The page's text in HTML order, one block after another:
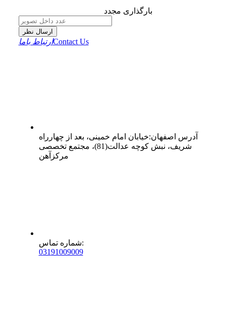
بارگذاری مجدد
ارسال نظر
ارتباط باماContact Us
آدرس اصفهان:خیابان امام خمینی، بعد از چهارراه
شریف، نبش کوچه عدالت(81)، مجتمع تخصصی
مرکزآهن
شماره تماس:
03191009009